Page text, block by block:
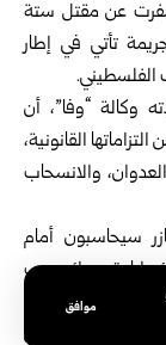
موافق
عن مقتل ستة
تأتي في إطار
الفلسطيني.
وكالة “وفا”، أن
القانونية،
والانسحاب
سيحاسبون أمام
إبادة وجرائم حرب
الإدانة لم
بحق المدنيين